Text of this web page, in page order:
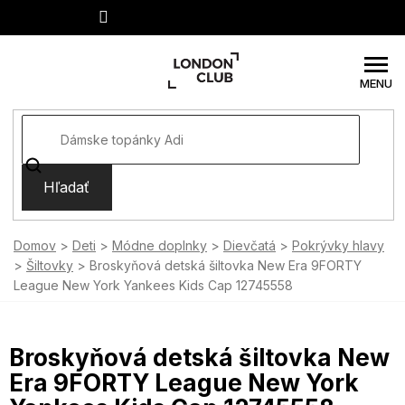
Hľadať
Domov Deti Módne doplnky Dievčatá
Pokrývky hlavy
Šiltovky
Broskyňová detská šiltovka New Era 9FORTY
League New York Yankees Kids Cap 12745558
Broskyňová detská šiltovka New
Era 9FORTY League New York